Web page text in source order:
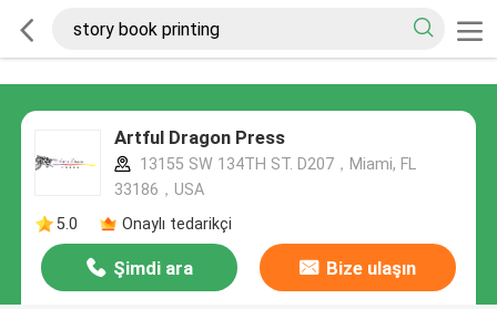
Artful Dragon Press
13155 SW 134TH ST. D207，Miami, FL
33186，USA
5.0
Onaylı tedarikçi
Şimdi ara Bize ulaşın